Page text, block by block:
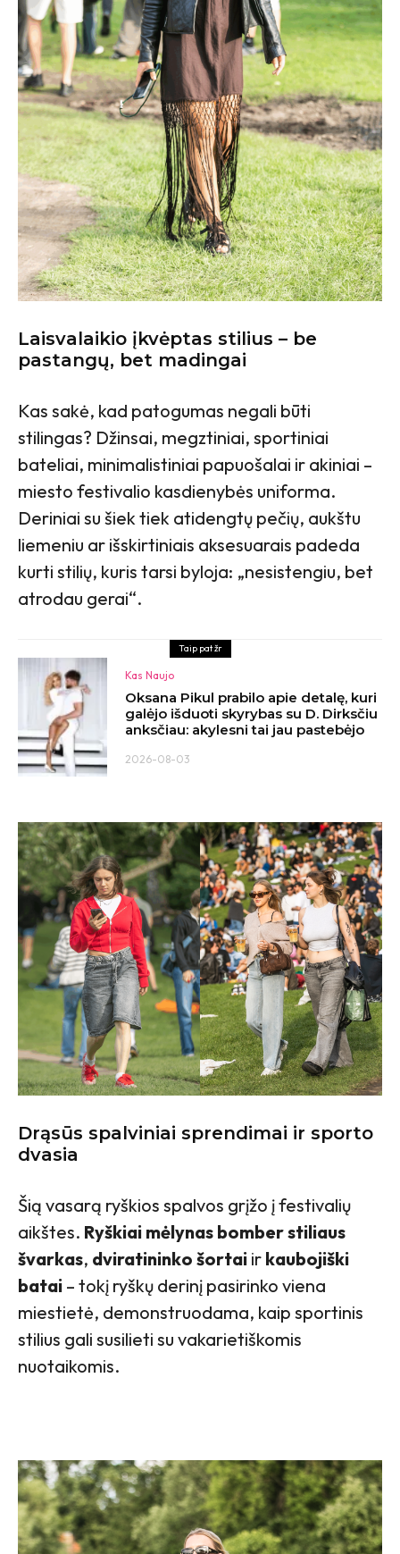
Laisvalaikio įkvėptas stilius – be
pastangų, bet madingai
Kas sakė, kad patogumas negali būti
stilingas? Džinsai, megztiniai, sportiniai
bateliai, minimalistiniai papuošalai ir akiniai –
miesto festivalio kasdienybės uniforma.
Deriniai su šiek tiek atidengtų pečių, aukštu
liemeniu ar išskirtiniais aksesuarais padeda
kurti stilių, kuris tarsi byloja: „nesistengiu, bet
atrodau gerai“.
Taip pat žr
Kas Naujo
Oksana Pikul prabilo apie detalę, kuri
galėjo išduoti skyrybas su D. Dirksčiu
anksčiau: akylesni tai jau pastebėjo
2026-08-03
Drąsūs spalviniai sprendimai ir sporto
dvasia
Šią vasarą ryškios spalvos grįžo į festivalių
aikštes. Ryškiai mėlynas bomber stiliaus
švarkas, dviratininko šortai ir kaubojiški
batai – tokį ryškų derinį pasirinko viena
miestietė, demonstruodama, kaip sportinis
stilius gali susilieti su vakarietiškomis
nuotaikomis.